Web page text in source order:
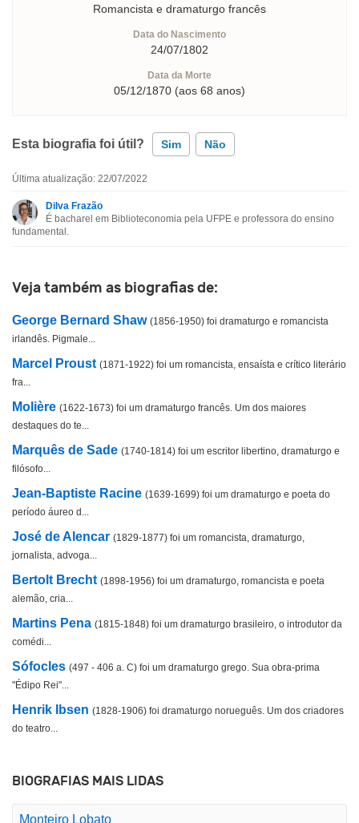
Romancista e dramaturgo francês
Data do Nascimento
24/07/1802
Data da Morte
05/12/1870 (aos 68 anos)
Esta biografia foi útil? Sim Não
Esta biografia não tem a informação que procuro
Última atualização: 22/07/2022
Dilva Frazão
É bacharel em Biblioteconomia pela UFPE e professora do ensino
fundamental.
Veja também as biografias de:
George Bernard Shaw (1856-1950) foi dramaturgo e romancista
irlandês. Pigmale...
Marcel Proust (1871-1922) foi um romancista, ensaísta e crítico literário
fra...
Molière (1622-1673) foi um dramaturgo francês. Um dos maiores
destaques do te...
Marquês de Sade (1740-1814) foi um escritor libertino, dramaturgo e
filósofo...
Jean-Baptiste Racine (1639-1699) foi um dramaturgo e poeta do
período áureo d...
José de Alencar (1829-1877) foi um romancista, dramaturgo,
jornalista, advoga...
Bertolt Brecht (1898-1956) foi um dramaturgo, romancista e poeta
alemão, cria...
Martins Pena (1815-1848) foi um dramaturgo brasileiro, o introdutor da
comédi...
Sófocles (497 - 406 a. C) foi um dramaturgo grego. Sua obra-prima
"Édipo Rei"...
Henrik Ibsen (1828-1906) foi dramaturgo norueguês. Um dos criadores
do teatro...
BIOGRAFIAS MAIS LIDAS
Monteiro Lobato